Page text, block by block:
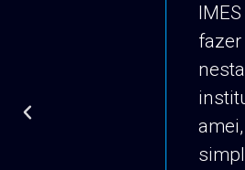
nesta
amei,